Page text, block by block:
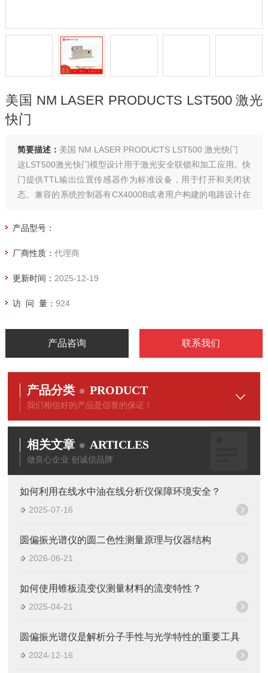
美国 NM LASER PRODUCTS LST500 激光
快门
简要描述： 美国 NM LASER PRODUCTS LST500 激光快门
这LST500激光快门模型设计用于激光安全联锁和加工应用。快
门提供TTL输出位置传感器作为标准设备，用于打开和关闭状
态。兼容的系统控制器有CX4000B或者用户构建的电路设计在
因此请谨慎选择。选择–IR后缀用于IR，从大约700 nm开始。
产品型号：
厂商性质： 代理商
更新时间： 2025-12-19
访 问 量： 924
产品咨询 联系我们
产品分类 PRODUCT
我们相信好的产品是信誉的保证！
相关文章 ARTICLES
做良心企业 创诚信品牌
如何利用在线水中油在线分析仪保障环境安全？
2025-07-16
圆偏振光谱仪的圆二色性测量原理与仪器结构
2026-06-21
如何使用锥板流变仪测量材料的流变特性？
2025-04-21
圆偏振光谱仪是解析分子手性与光学特性的重要工具
2024-12-16